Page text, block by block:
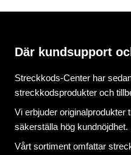
Där kundsupport
Streckkods-Center har
streckkodsprodukter och
Vi erbjuder originalprodukter
säkerställa hög kundnöjdhet.
Vårt sortiment omfattar